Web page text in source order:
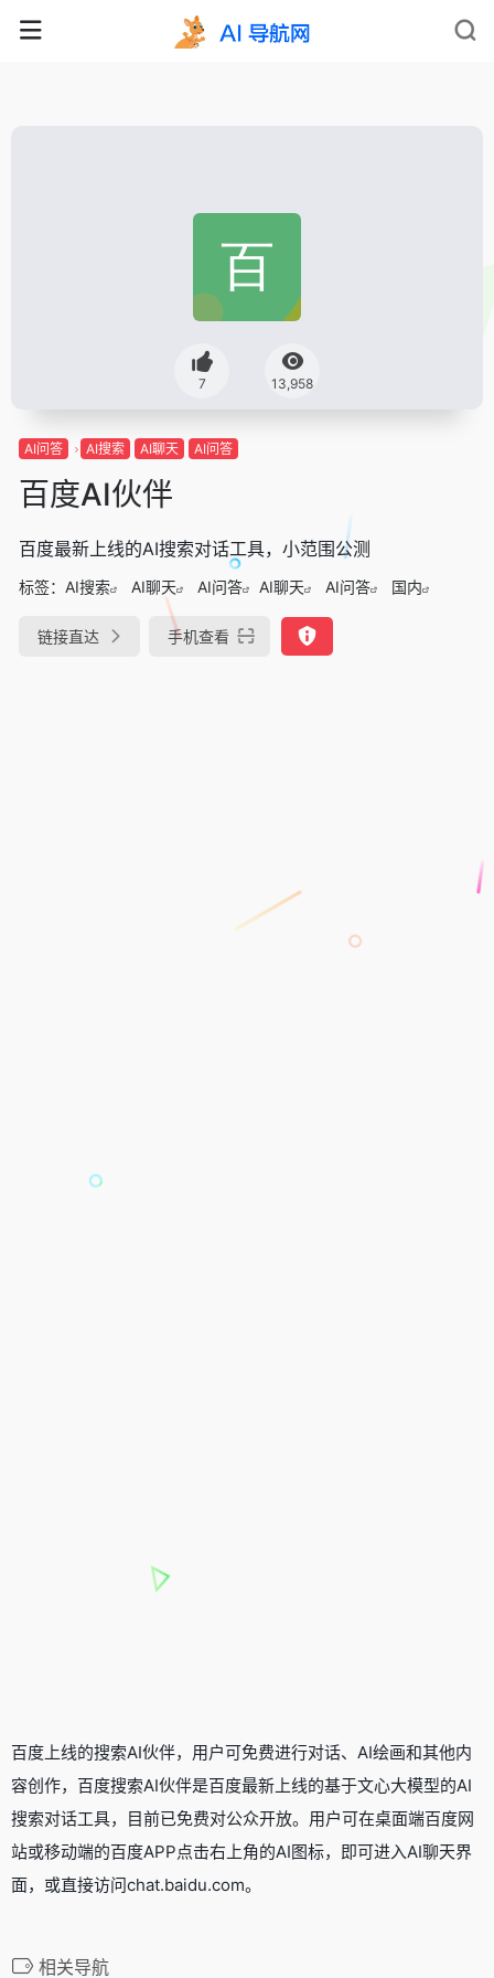
7 13,958
AI问答 AI搜索 AI聊天 AI问答
百度AI伙伴
百度最新上线的AI搜索对话工具，小范围公测
标签： AI搜索 AI聊天 AI问答 AI聊天 AI问答 国内
链接直达 手机查看
百度上线的搜索AI伙伴，用户可免费进行对话、AI绘画和其他内
容创作，百度搜索AI伙伴是百度最新上线的基于文心大模型的AI
搜索对话工具，目前已免费对公众开放。用户可在桌面端百度网
站或移动端的百度APP点击右上角的AI图标，即可进入AI聊天界
面，或直接访问chat.baidu.com。
相关导航